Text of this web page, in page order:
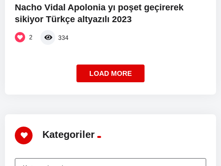
Nacho Vidal Apolonia yı poşet geçirerek
sikiyor Türkçe altyazılı 2023
2 334
LOAD MORE
Kategoriler